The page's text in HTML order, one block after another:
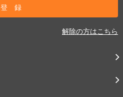
解除の方はこちら